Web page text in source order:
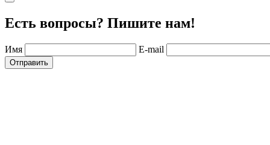
Есть вопросы? Пишите нам!
Имя E-mail